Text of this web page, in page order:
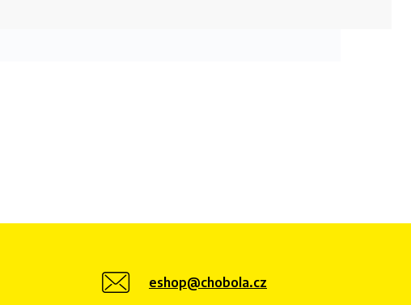
eshop@chobola.cz